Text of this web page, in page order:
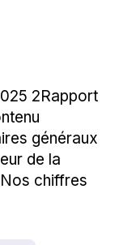
2Rapport
généraux
de la
chiffres